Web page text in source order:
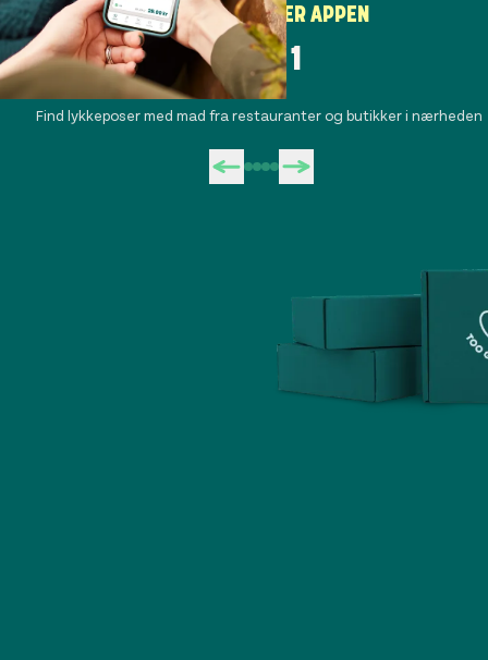
SÅDAN FUNGERER APPEN
TRIN 1
Find lykkeposer med mad fra restauranter og butikker i nærheden